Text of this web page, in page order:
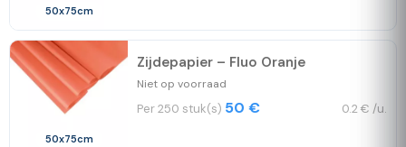
50x75cm
50x75cm
Zijdepapier – Fluo Oranje
Niet op voorraad
Per 250 stuk(s) 50 € 0.2 € /u.